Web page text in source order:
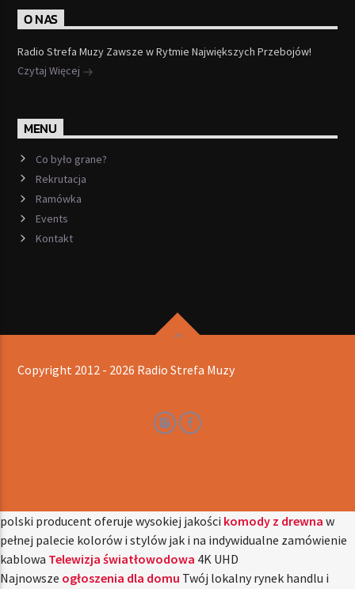
O NAS
Radio Strefa Muzy Zawsze w Rytmie Największych Przebojów!
Czytaj Więcej
MENU
Co było grane?
Rekrutacja
Ramówka
Events
Kontakt
Copyright 2012 - 2026 Radio Strefa Muzy
polski producent oferuje wysokiej jakości komody z drewna w
pełnej palecie kolorów i stylów jak i na indywidualne zamówienie
kablowa Telewizja światłowodowa 4K UHD
Najnowsze ogłoszenia dla domu Twój lokalny rynek handlu i